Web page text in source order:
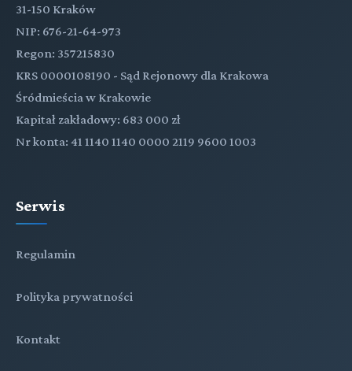
31-150 Kraków
NIP: 676-21-64-973
Regon: 357215830
KRS 0000108190 - Sąd Rejonowy dla Krakowa
Śródmieścia w Krakowie
Kapitał zakładowy: 683 000 zł
Nr konta: 41 1140 1140 0000 2119 9600 1003
Serwis
Regulamin
Polityka prywatności
Kontakt